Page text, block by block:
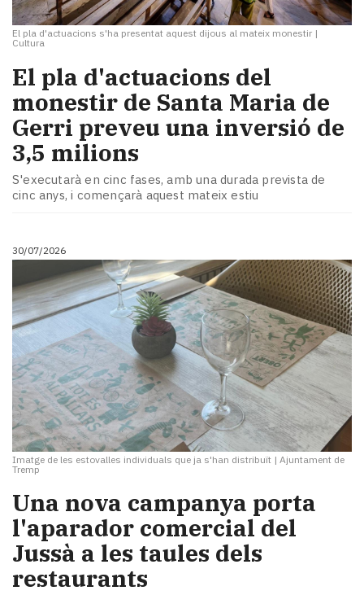
El pla d'actuacions s'ha presentat aquest dijous al mateix monestir |
Cultura
El pla d'actuacions del
monestir de Santa Maria de
Gerri preveu una inversió de
3,5 milions
S'executarà en cinc fases, amb una durada prevista de
cinc anys, i començarà aquest mateix estiu
30/07/2026
Imatge de les estovalles individuals que ja s'han distribuït | Ajuntament de
Tremp
Una nova campanya porta
l'aparador comercial del
Jussà a les taules dels
restaurants